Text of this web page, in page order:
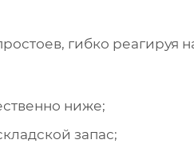
гибко реагируя
ниже;
запас;